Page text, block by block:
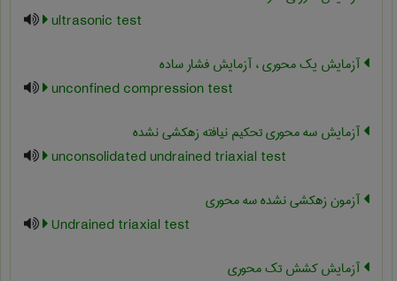
ultrasonic test
آزمایش یک محوری ، آزمایش فشار ساده
unconfined compression test
آزمایش سه محوری تحکیم نیافته زهکشی ‏نشده
unconsolidated undrained triaxial test
آزمون زهکشی نشده سه محوری
Undrained triaxial test
آزمایش کشش تک محوری